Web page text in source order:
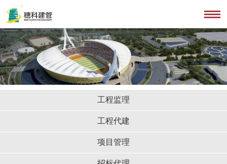
工程监理
工程代建
项目管理